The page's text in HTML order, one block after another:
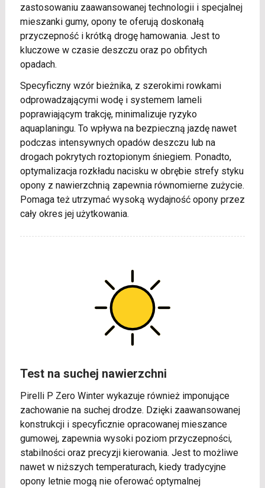
zastosowaniu zaawansowanej technologii i specjalnej
mieszanki gumy, opony te oferują doskonałą
przyczepność i krótką drogę hamowania. Jest to
kluczowe w czasie deszczu oraz po obfitych
opadach.
Specyficzny wzór bieżnika, z szerokimi rowkami
odprowadzającymi wodę i systemem lameli
poprawiającym trakcję, minimalizuje ryzyko
aquaplaningu. To wpływa na bezpieczną jazdę nawet
podczas intensywnych opadów deszczu lub na
drogach pokrytych roztopionym śniegiem. Ponadto,
optymalizacja rozkładu nacisku w obrębie strefy styku
opony z nawierzchnią zapewnia równomierne zużycie.
Pomaga też utrzymać wysoką wydajność opony przez
cały okres jej użytkowania.
Test na suchej nawierzchni
Pirelli P Zero Winter wykazuje również imponujące
zachowanie na suchej drodze. Dzięki zaawansowanej
konstrukcji i specyficznie opracowanej mieszance
gumowej, zapewnia wysoki poziom przyczepności,
stabilności oraz precyzji kierowania. Jest to możliwe
nawet w niższych temperaturach, kiedy tradycyjne
opony letnie mogą nie oferować optymalnej